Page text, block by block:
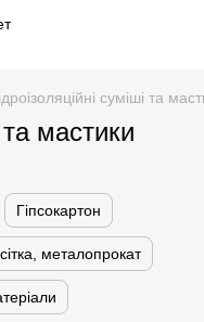
суміші та
та мастики
Гіпсокартон
металопрокат